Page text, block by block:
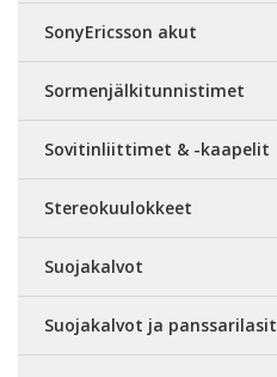
SonyEricsson akut
Sormenjälkitunnistimet
Sovitinliittimet & -kaapelit
Stereokuulokkeet
Suojakalvot
Suojakalvot ja panssarilasit